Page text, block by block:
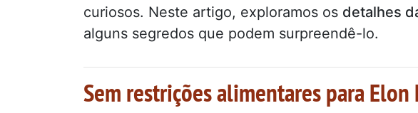
curiosos. Neste artigo, exploramos os detalhes
alguns segredos que podem surpreendê-lo.
Sem restrições alimentares para Elon